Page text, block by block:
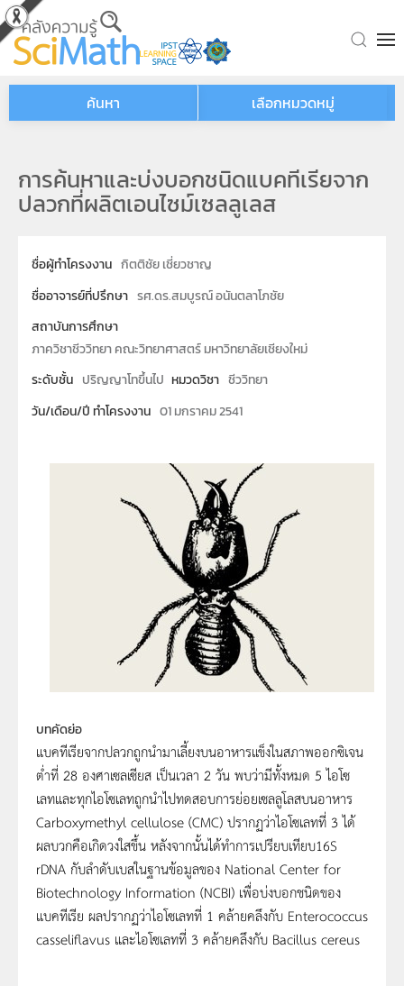
Skip to main content
ค้นหา เลือกหมวดหมู่
การค้นหาและบ่งบอกชนิดแบคทีเรียจาก
ปลวกที่ผลิตเอนไซม์เซลลูเลส
ชื่อผู้ทำโครงงาน กิตติชัย เชี่ยวชาญ
ชื่ออาจารย์ที่ปรึกษา รศ.ดร.สมบูรณ์ อนันตลาโภชัย
สถาบันการศึกษา
ภาควิชาชีววิทยา คณะวิทยาศาสตร์ มหาวิทยาลัยเชียงใหม่
ระดับชั้น ปริญญาโทขึ้นไป หมวดวิชา ชีววิทยา
วัน/เดือน/ปี ทำโครงงาน 01 มกราคม 2541
บทคัดย่อ
แบคทีเรียจากปลวกถูกนำมาเลี้ยงบนอาหารแข็งในสภาพออกซิเจน
ต่ำที่ 28 องศาเซลเซียส เป็นเวลา 2 วัน พบว่ามีทั้งหมด 5 ไอโซ
เลทและทุกไอโซเลทถูกนำไปทดสอบการย่อยเซลลูโลสบนอาหาร
Carboxymethyl cellulose (CMC) ปรากฏว่าไอโซเลทที่ 3 ได้
ผลบวกคือเกิดวงใสขึ้น หลังจากนั้นได้ทำการเปรียบเทียบ16S
rDNA กับลำดับเบสในฐานข้อมูลของ National Center for
Biotechnology Information (NCBI) เพื่อบ่งบอกชนิดของ
แบคทีเรีย ผลปรากฏว่าไอโซเลทที่ 1 คล้ายคลึงกับ Enterococcus
casseliflavus และไอโซเลทที่ 3 คล้ายคลึงกับ Bacillus cereus